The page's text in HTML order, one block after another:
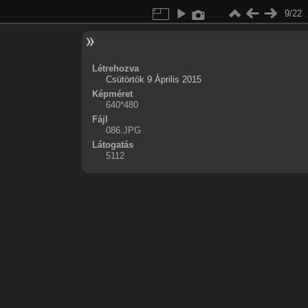
9/22
Létrehozva
Csütörtök 9 Április 2015
Képméret
640*480
Fájl
086.JPG
Látogatás
5112